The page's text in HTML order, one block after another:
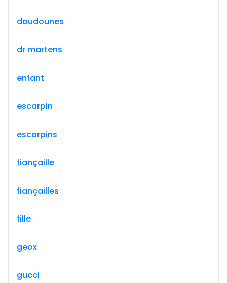
doudounes
dr martens
enfant
escarpin
escarpins
fiançaille
fiançailles
fille
geox
gucci